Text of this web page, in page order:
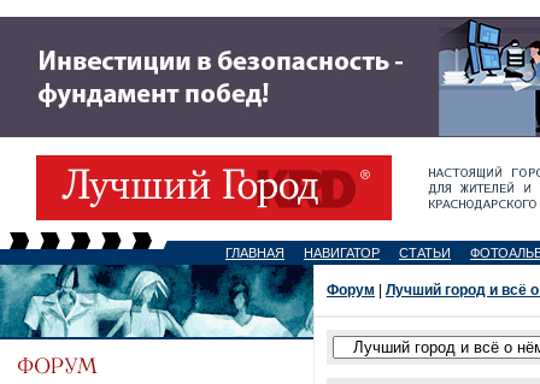
ГЛАВНАЯ НАВИГАТОР СТАТЬИ
Форум Лучший город и всё